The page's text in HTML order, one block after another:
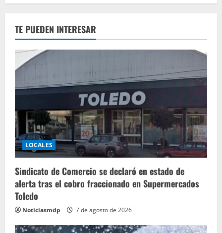
TE PUEDEN INTERESAR
LOCALES
Sindicato de Comercio se declaró en estado de
alerta tras el cobro fraccionado en Supermercados
Toledo
Noticiasmdp 7 de agosto de 2026